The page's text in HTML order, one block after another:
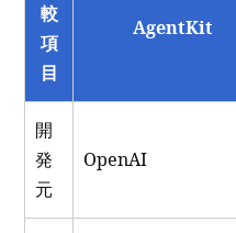
較
項
目
AgentKit
開
発
元
OpenAI